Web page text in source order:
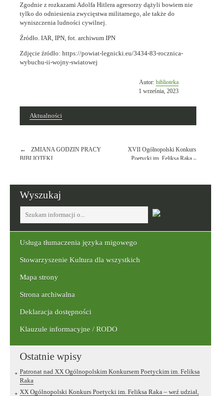
Zgodnie z rozkazami Adolfa Hitlera agresorzy dążyli bowiem nie
tylko do odniesienia zwycięstwa militarnego, ale także do
wyniszczenia ludności cywilnej.
Źródło. IAR, IPN, fot. archiwum IPN
Zdjęcie źródło: https://powiat-legnicki.eu/3434-83-rocznica-
wybuchu-ii-wojny-swiatowej
Autor:bibliotekaOpublikowano
w
1 września, 2023
Aktualności
Nawigacja
wpisu
ZMIANA GODZIN PRACY
BIBLIOTEKI
XVII Ogólnopolski Konkurs
Poetycki im. Feliksa Raka –
Wyszukaj
wpisz
Usługa tłumaczenia języka migowego
Stowarzyszenie Kultura dla wszystkich
Mapa strony
Strona archiwalna
Deklaracja dostępności
Klauzule informacyjne / RODO
Ostatnie wpisy
Patronat nad XX Ogólnopolskim Konkursem Poetyckim im. Feliksa
Raka
XX Ogólnopolski Konkurs Poetycki im. Feliksa Raka – weź udział,